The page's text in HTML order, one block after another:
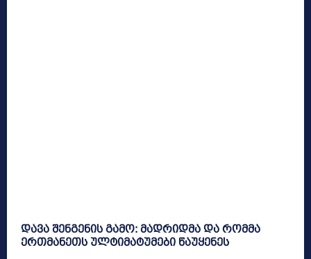
დავა შენგენის გამო: მადრიდმა და რომმა
ერთმანეთს ულტიმატუმები წაუყენეს